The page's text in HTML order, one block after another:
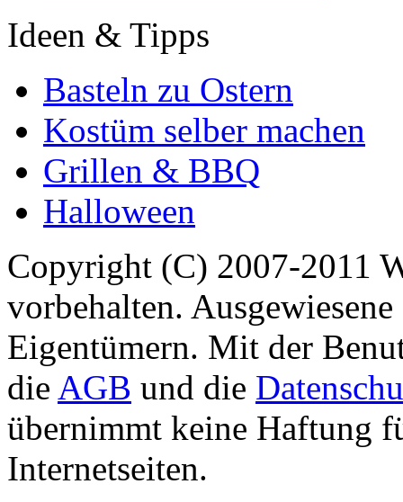
Ideen & Tipps
Basteln zu Ostern
Kostüm selber machen
Grillen & BBQ
Halloween
Copyright (C) 2007-2011
vorbehalten.
Eigentümern. Mit der
die AGB und die
übernimmt keine Haftung
Internetseiten.